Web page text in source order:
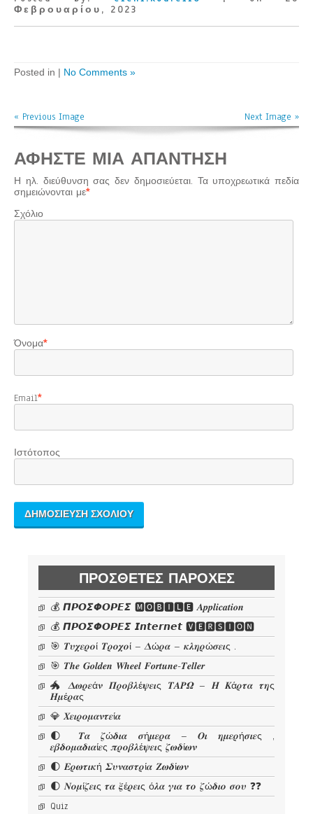
Φεβρουαρίου, 2023
Posted in | No Comments »
« Previous Image Next Image »
ΑΦΉΣΤΕ ΜΙΑ ΑΠΆΝΤΗΣΗ
Η ηλ. διεύθυνση σας δεν δημοσιεύεται. Τα υποχρεωτικά πεδία
σημειώνονται με*
Σχόλιο
Όνομα*
Email*
Ιστότοπος
ΠΡΌΣΘΕΤΕΣ ΠΑΡΟΧΈΣ
💰 𝞟𝞠𝞞𝞢𝞥𝞞𝞠𝞔𝞢 🅼🅾🅱🅸🅻🅴 𝜜𝒑𝒑𝒍𝒊𝒄𝒂𝒕𝒊𝒐𝒏
💰 𝞟𝞠𝞞𝞢𝞥𝞞𝞠𝞔𝞢 𝙄𝙣𝙩𝙚𝙧𝙣𝙚𝙩 🆅🅴🆁🆂🅸🅾🅽
🎯 𝜯𝝊𝝌𝜺𝝆𝝄ί 𝜯𝝆𝝄𝝌𝝄ί – 𝜟ώ𝝆𝜶 – 𝜿𝝀𝜼𝝆ώ𝝈𝜺𝜾ς .
🎯 𝑻𝒉𝒆 𝑮𝒐𝒍𝒅𝒆𝒏 𝑾𝒉𝒆𝒆𝒍 𝑭𝒐𝒓𝒕𝒖𝒏𝒆-𝑻𝒆𝒍𝒍𝒆𝒓
🐲 𝜟𝝎𝝆𝜺ά𝝂 𝜫𝝆𝝄𝜷𝝀έ𝝍𝜺𝜾ς 𝜯𝜜𝜬𝜴 – 𝜢 𝜥ά𝝆𝝉𝜶 𝝉𝜼ς
𝜢𝝁έ𝝆𝜶ς
💎 𝜲𝜺𝜾𝝆𝝄𝝁𝜶𝝂𝝉𝜺ί𝜶
🌓 𝜯𝜶 𝜻ώ𝜹𝜾𝜶 𝝈ή𝝁𝜺𝝆𝜶 – 𝜪𝜾 𝜼𝝁𝜺𝝆ή𝝈𝜾𝜺ς ,
𝜺𝜷𝜹𝝄𝝁𝜶𝜹𝜾𝜶ί𝜺ς 𝝅𝝆𝝄𝜷𝝀έ𝝍𝜺𝜾ς 𝜻𝝎𝜹ί𝝎𝝂
🌓 𝜠𝝆𝝎𝝉𝜾𝜿ή 𝜮𝝊𝝂𝜶𝝈𝝉𝝆ί𝜶 𝜡𝝎𝜹ί𝝎𝝂
🌓 𝜨𝝄𝝁ί𝜻𝜺𝜾ς 𝝉𝜶 𝝃έ𝝆𝜺𝜾ς ό𝝀𝜶 𝜸𝜾𝜶 𝝉𝝄 𝜻ώ𝜹𝜾𝝄 𝝈𝝄𝝊 ❓❓
Quiz